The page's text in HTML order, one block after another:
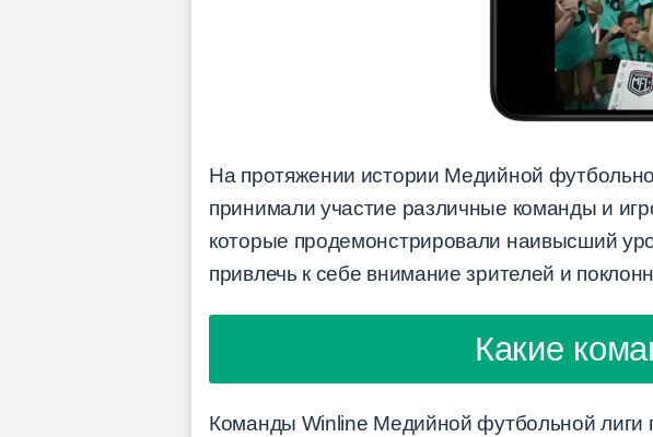
На протяжении истории Медийной
принимали участие различные команды и
которые продемонстрировали наивысший
привлечь к себе внимание зрителей и
Какие
Команды Winline Медийной футбольной лиги